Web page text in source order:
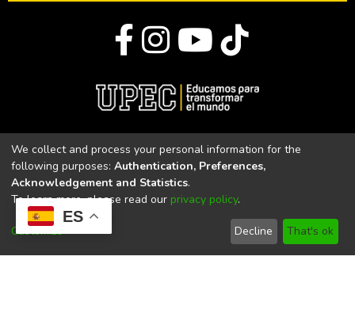
ES
Universidad Politécnica Estatal del Carchi
Universidad Politécnica Estatal del Carchi | Acreditada por el
CACES Resolución N°. 160-SE-33-CACES-2020
We collect and process your personal information for the
following purposes: Authentication, Preferences,
Acknowledgement and Statistics.
To learn more, please read our privacy policy.
Customize Decline That's ok